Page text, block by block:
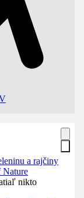
a rajčiny
Nature
nikto